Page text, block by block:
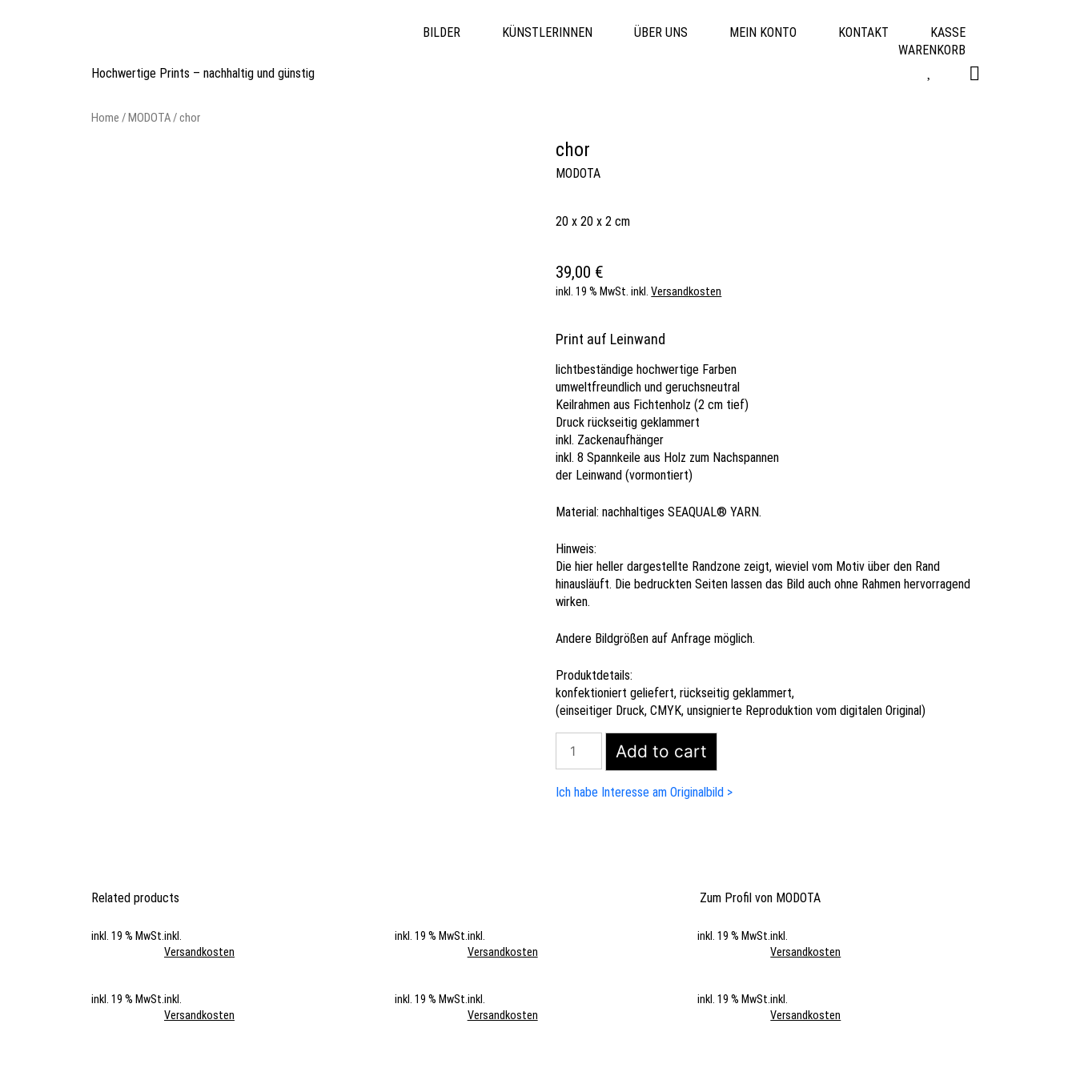
Hochwertige Prints – nachhaltig und günstig
BILDER KÜNSTLERINNEN ÜBER UNS MEIN KONTO KONTAKT
KASSE
WARENKORB
Home /MODOTA/ chor
chor
MODOTA
20 x 20 x 2 cm
39,00 €
inkl. 19 % MwSt. inkl.Versandkosten
Print auf Leinwand
lichtbeständige hochwertige Farben
umweltfreundlich und geruchsneutral
Keilrahmen aus Fichtenholz (2 cm tief)
Druck rückseitig geklammert
inkl. Zackenaufhänger
inkl. 8 Spannkeile aus Holz zum Nachspannen
der Leinwand (vormontiert)
Material: nachhaltiges SEAQUAL® YARN.
Hinweis:
Die hier heller dargestellte Randzone zeigt, wieviel vom Motiv über den Rand
hinausläuft. Die bedruckten Seiten lassen das Bild auch ohne Rahmen hervorragend
wirken.
Andere Bildgrößen auf Anfrage möglich.
Produktdetails:
konfektioniert geliefert, rückseitig geklammert,
(einseitiger Druck, CMYK, unsignierte Reproduktion vom digitalen Original)
quantity
Add to cart
Ich habe Interesse am Originalbild >
Related products Zum Profil von MODOTA
inkl. 19 % MwSt.inkl.
Versandkosten
inkl. 19 % MwSt.inkl.
Versandkosten
inkl. 19 % MwSt.inkl.
Versandkosten
inkl. 19 % MwSt.inkl.
Versandkosten
inkl. 19 % MwSt.inkl.
Versandkosten
inkl. 19 % MwSt.inkl.
Versandkosten